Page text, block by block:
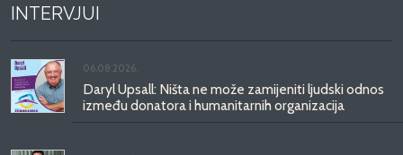
INTERVJUI
06.08.2026.
Daryl Upsall: Ništa ne može zamijeniti ljudski odnos
između donatora i humanitarnih organizacija